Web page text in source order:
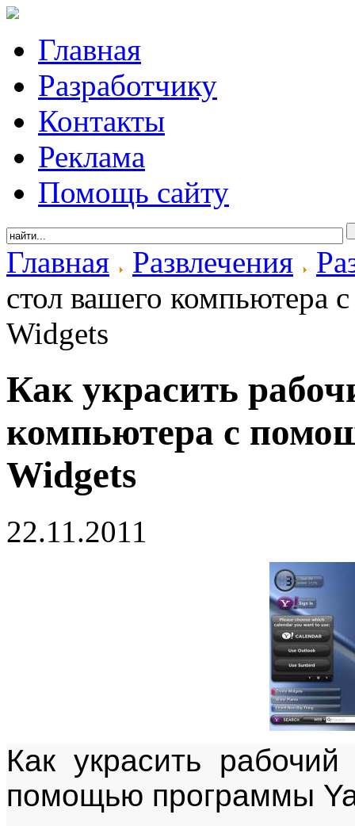
Главная
Разработчику
Контакты
Реклама
Помощь сайту
Главная Развлечения
стол вашего
Widgets
Как украсить
компьютера с
Widgets
22.11.2011
Как украсить
помощью программы